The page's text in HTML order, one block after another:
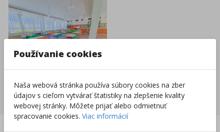
Nakupovať nábytok a vybavenie
Používanie cookies
Naša webová stránka používa súbory cookies na zber
údajov s cieľom vytvárať štatistiky na zlepšenie kvality
webovej stránky. Môžete prijať alebo odmietnuť
spracovanie cookies. Viac informácií